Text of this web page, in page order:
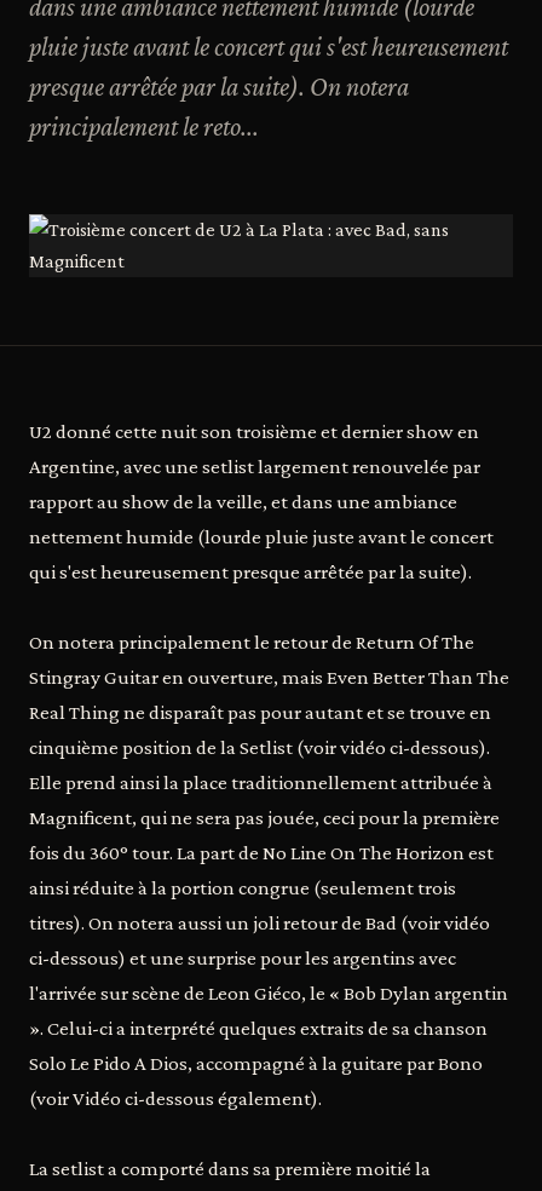
dans une ambiance nettement humide (lourde
pluie juste avant le concert qui s'est heureusement
presque arrêtée par la suite). On notera
principalement le reto...
U2 donné cette nuit son troisième et dernier show en
Argentine, avec une setlist largement renouvelée par
rapport au show de la veille, et dans une ambiance
nettement humide (lourde pluie juste avant le concert
qui s'est heureusement presque arrêtée par la suite).
On notera principalement le retour de Return Of The
Stingray Guitar en ouverture, mais Even Better Than The
Real Thing ne disparaît pas pour autant et se trouve en
cinquième position de la Setlist (voir vidéo ci-dessous).
Elle prend ainsi la place traditionnellement attribuée à
Magnificent, qui ne sera pas jouée, ceci pour la première
fois du 360° tour. La part de No Line On The Horizon est
ainsi réduite à la portion congrue (seulement trois
titres). On notera aussi un joli retour de Bad (voir vidéo
ci-dessous) et une surprise pour les argentins avec
l'arrivée sur scène de Leon Giéco, le « Bob Dylan argentin
». Celui-ci a interprété quelques extraits de sa chanson
Solo Le Pido A Dios, accompagné à la guitare par Bono
(voir Vidéo ci-dessous également).
La setlist a comporté dans sa première moitié la